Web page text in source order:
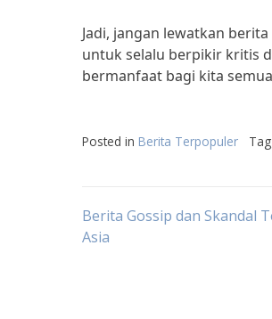
Jadi, jangan lewatkan
untuk selalu berpikir kritis
bermanfaat bagi kita
Posted in Berita Terpopuler
Post
Berita Gossip dan Skandal
Asia